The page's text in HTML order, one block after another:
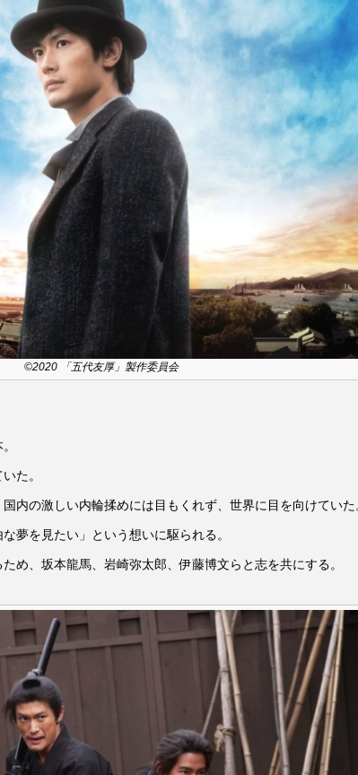
TAG LIST
1975年のケルン・コンサート 1学期
2026年 2026年度 2学期
accototo BAD GENIUS BL出版
FACES PLACES globe HAMNET HERE
J-POP JAZZ KADOKAWA KDDI
LOST LAND MOCOコレクション オムニバス
ジアム ROKKO森の音ミュージアム
SDGs・タイプス
The Room Next Door This is SUEKI We Live
珍道中 ⻑尾謙杜
あじさいコンサート あっぷっぷのぷ～ あな
いばら姫 おいしいぱんぱん
おばあちゃんと僕の約束 おもいおいも おーい、
かもめ食堂 がんを知り、がんを考える
©2020 「五代友厚」製作委員会
た。
内の激しい内輪揉めには目もくれず、世界に目を向けていた
夢を見たい」という想いに駆られる。
め、坂本龍馬、岩崎弥太郎、伊藤博文らと志を共にする。